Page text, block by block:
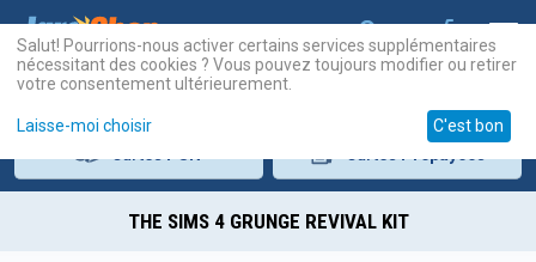
THE SIMS 4 GRUNGE REVIVAL KIT
Salut! Pourrions-nous activer certains services supplémentaires
nécessitant des cookies ? Vous pouvez toujours modifier ou retirer
votre consentement ultérieurement.
Laisse-moi choisir C'est bon